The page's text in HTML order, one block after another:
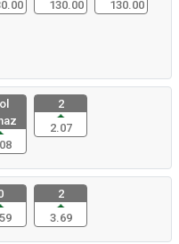
130.00
130.00
2
2.07
2
3.69